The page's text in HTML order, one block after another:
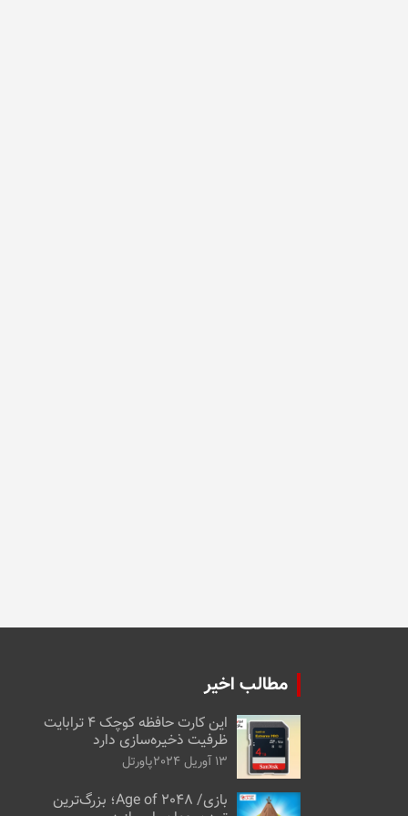
مطالب اخیر
این کارت حافظه کوچک ۴ ترابایت
ظرفیت ذخیره‌سازی دارد
13 آوریل 2024 پاورتل
بازی/ Age of 2048؛ بزرگ‌ترین